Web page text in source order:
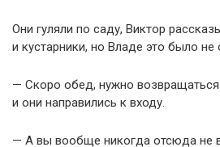
Они гуляли по саду, Виктор
и кустарники, но Владе это было не
— Скоро обед, нужно
и они направились к входу.
— А вы вообще никогда отсюда не